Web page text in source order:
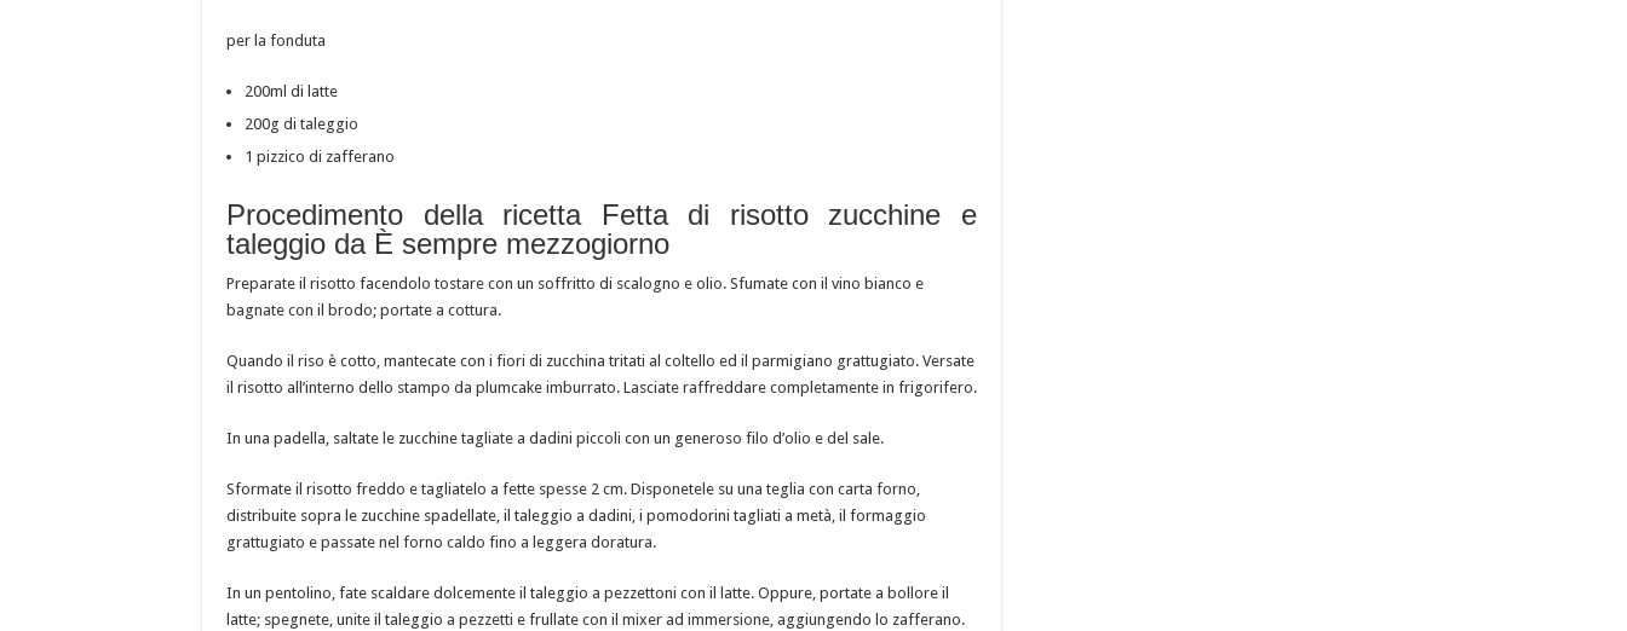
per la fonduta
200ml di latte
200g di taleggio
1 pizzico di zafferano
Procedimento della ricetta Fetta di risotto zucchine e
taleggio da È sempre mezzogiorno
Preparate il risotto facendolo tostare con un soffritto di scalogno e olio. Sfumate con il vino bianco e
bagnate con il brodo; portate a cottura.
Quando il riso è cotto, mantecate con i fiori di zucchina tritati al coltello ed il parmigiano grattugiato. Versate
il risotto all’interno dello stampo da plumcake imburrato. Lasciate raffreddare completamente in frigorifero.
In una padella, saltate le zucchine tagliate a dadini piccoli con un generoso filo d’olio e del sale.
Sformate il risotto freddo e tagliatelo a fette spesse 2 cm. Disponetele su una teglia con carta forno,
distribuite sopra le zucchine spadellate, il taleggio a dadini, i pomodorini tagliati a metà, il formaggio
grattugiato e passate nel forno caldo fino a leggera doratura.
In un pentolino, fate scaldare dolcemente il taleggio a pezzettoni con il latte. Oppure, portate a bollore il
latte; spegnete, unite il taleggio a pezzetti e frullate con il mixer ad immersione, aggiungendo lo zafferano.